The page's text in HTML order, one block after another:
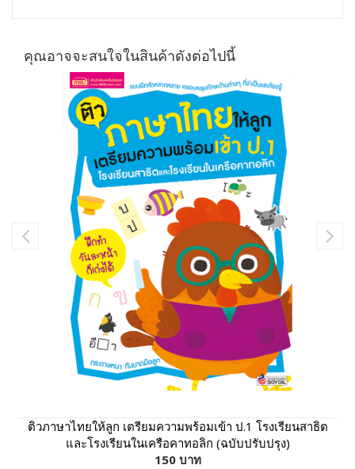
คุณอาจจะสนใจในสินค้าดังต่อไปนี้
ติวภาษาไทยให้ลูก เตรียมความพร้อมเข้า ป.1 โรงเรียนสาธิต
และโรงเรียนในเครือคาทอลิก (ฉบับปรับปรุง)
150 บาท